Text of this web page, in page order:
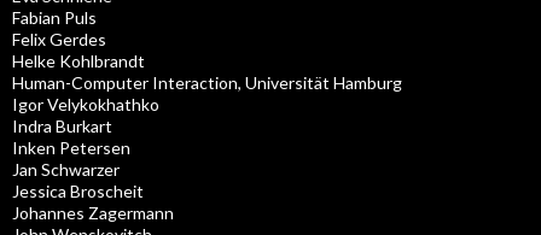
Fabian Puls
Felix Gerdes
Helke Kohlbrandt
Human-Computer Interaction, Universität Hamburg
Igor Velykokhathko
Indra Burkart
Inken Petersen
Jan Schwarzer
Jessica Broscheit
Johannes Zagermann